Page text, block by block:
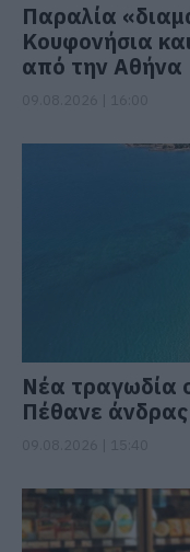
Παραλία
Κουφονήσια
από την Αθήνα
Νέα τραγωδία
Πέθανε άνδρας